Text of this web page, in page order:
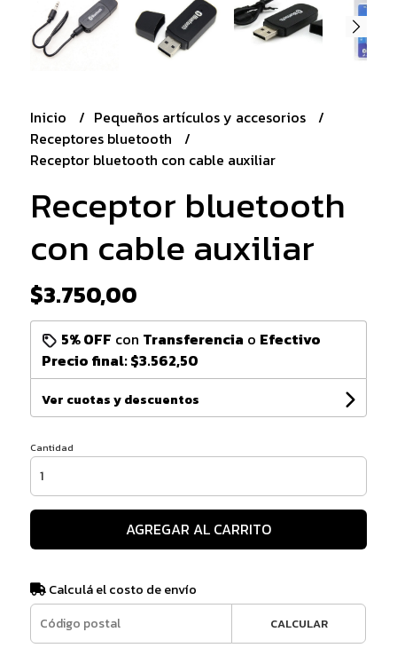
Inicio
Pequeños artículos y accesorios
Receptores bluetooth
Receptor bluetooth con cable auxiliar
Receptor bluetooth
con cable auxiliar
$3.750,00
5% OFF con Transferencia o Efectivo
Precio final:$3.562,50
Ver cuotas y descuentos
Cantidad
AGREGAR AL CARRITO
Calculá el costo de envío
CALCULAR